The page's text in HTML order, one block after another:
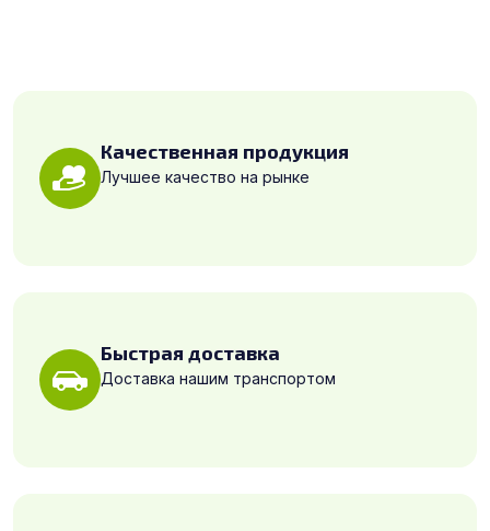
Качественная продукция
Лучшее качество на рынке
Быстрая доставка
Доставка нашим транспортом